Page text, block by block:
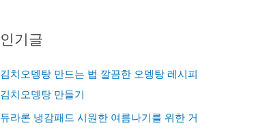
인기글
김치오뎅탕 만드는 법 깔끔한 오뎅탕 레시피
김치오뎅탕 만들기
듀라론 냉감패드 시원한 여름나기를 위한 거